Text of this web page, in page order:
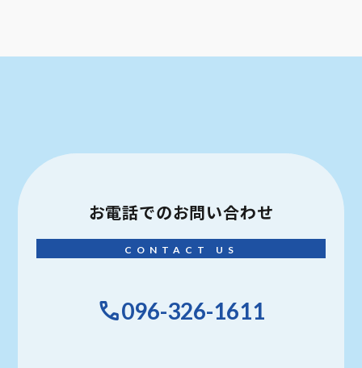
お電話でのお問い合わせ
CONTACT US
096-326-1611